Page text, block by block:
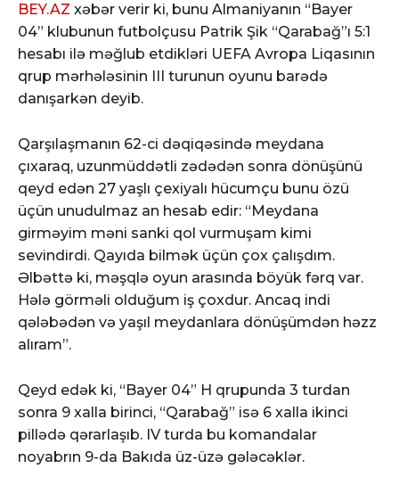
BEY.AZ xəbər verir ki, bunu Almaniyanın “Bayer
04” klubunun futbolçusu Patrik Şik “Qarabağ”ı 5:1
hesabı ilə məğlub etdikləri UEFA Avropa Liqasının
qrup mərhələsinin III turunun oyunu barədə
danışarkən deyib.
Qarşılaşmanın 62-ci dəqiqəsində meydana
çıxaraq, uzunmüddətli zədədən sonra dönüşünü
qeyd edən 27 yaşlı çexiyalı hücumçu bunu özü
üçün unudulmaz an hesab edir: “Meydana
girməyim məni sanki qol vurmuşam kimi
sevindirdi. Qayıda bilmək üçün çox çalışdım.
Əlbəttə ki, məşqlə oyun arasında böyük fərq var.
Hələ görməli olduğum iş çoxdur. Ancaq indi
qələbədən və yaşıl meydanlara dönüşümdən həzz
alıram”.
Qeyd edək ki, “Bayer 04” H qrupunda 3 turdan
sonra 9 xalla birinci, “Qarabağ” isə 6 xalla ikinci
pillədə qərarlaşıb. IV turda bu komandalar
noyabrın 9-da Bakıda üz-üzə gələcəklər.